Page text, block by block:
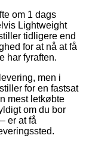
om 1 dags
Lightweight
tidligere end
for at nå at få
har fyraften.
men i
for en fastsat
mest letkøbte
om du bor
er at få